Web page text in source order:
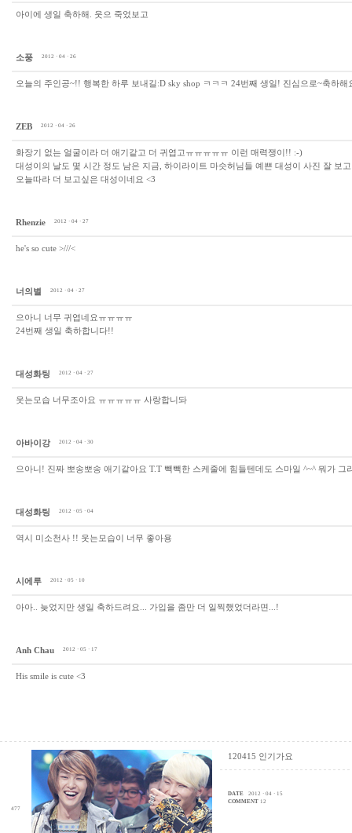
아이에 생일 축하해. 웃으 죽었보고
소풍 2012 · 04 · 26
오늘의 주인공~!! 행복한 하루 보내길:D sky shop ㅋㅋㅋ 24번째 생일! 진심으로~축하
ZEB 2012 · 04 · 26
화장기 없는 얼굴이라 더 애기같고 더 귀엽고ㅠㅠㅠㅠㅠ 이런 매력쟁이!! :-)
대성이의 날도 몇 시간 정도 남은 지금, 하이라이트 마슷허님들 예쁜 대성이 사진 잘 보
오늘따라 더 보고싶은 대성이네요 <3
Rhenzie 2012 · 04 · 27
he's so cute >///<
너의별 2012 · 04 · 27
으아니 너무 귀엽네요ㅠㅠㅠㅠ
24번째 생일 축하합니다!!
대성화팅 2012 · 04 · 27
웃는모습 너무조아요 ㅠㅠㅠㅠㅠ 사랑합니돠
아바이강 2012 · 04 · 30
으아니! 진짜 뽀송뽀송 애기같아요 T.T 빽빽한 스케줄에 힘들텐데도 스마일 ^~^ 뭐가
대성화팅 2012 · 05 · 04
역시 미소천사 !! 웃는모습이 너무 좋아용
시에루 2012 · 05 · 10
아아.. 늦었지만 생일 축하드려요... 가입을 좀만 더 일찍했었더라면...!
Anh Chau 2012 · 05 · 17
His smile is cute <3
477
120415 인기가요
DATE
2012 · 04 · 15
COMMENT 12